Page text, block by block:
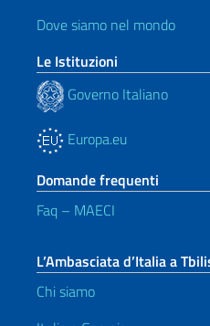
Dove siamo nel mondo
Le Istituzioni
Governo Italiano
Europa.eu
Domande frequenti
Faq – MAECI
L’Ambasciata d’Italia a
Chi siamo